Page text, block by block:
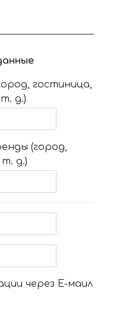
гостиница,
д.)
(город,
д.)
через Е-маил